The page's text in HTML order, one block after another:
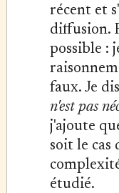
récent et
diffusion.
possible :
faux. Je
n'est pas
j'ajoute
soit le cas
étudié.